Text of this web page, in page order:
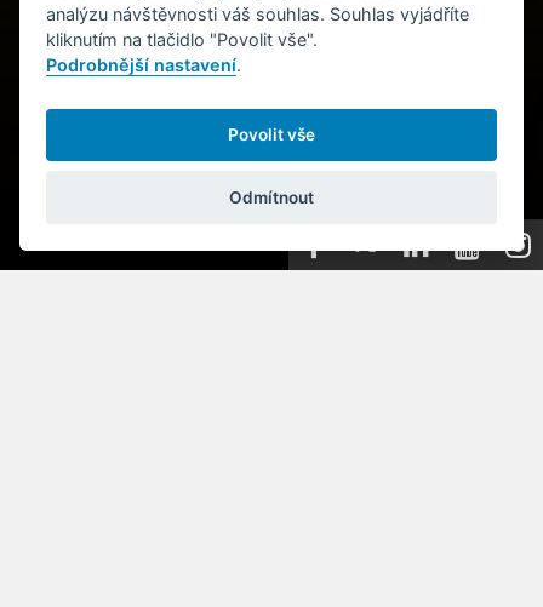
analýzu návštěvnosti váš souhlas. Souhlas vyjádříte
kliknutím na tlačidlo "Povolit vše".
Podrobnější nastavení.
Povolit vše
Odmítnout